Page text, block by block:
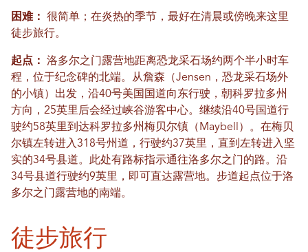
困难：
很简单；在炎热的季节，最好在清晨或傍晚来这里
徒步旅行。
起点：
洛多尔之门露营地距离恐龙采石场约两个半小时车
程，位于纪念碑的北端。从詹森（Jensen，恐龙采石场外
的小镇）出发，沿40号美国国道向东行驶，朝科罗拉多州
方向，25英里后会经过峡谷游客中心。继续沿40号国道行
驶约58英里到达科罗拉多州梅贝尔镇（Maybell）。在梅贝
尔镇左转进入318号州道，行驶约37英里，直到左转进入坚
实的34号县道。此处有路标指示通往洛多尔之门的路。沿
34号县道行驶约9英里，即可直达露营地。步道起点位于洛
多尔之门露营地的南端。
徒步旅行